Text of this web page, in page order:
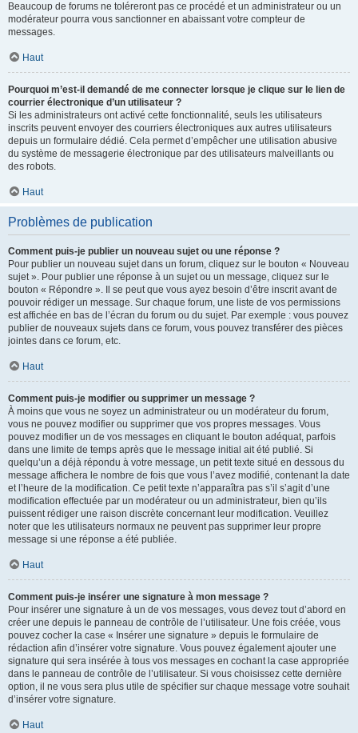
Beaucoup de forums ne toléreront pas ce procédé et un administrateur ou un
modérateur pourra vous sanctionner en abaissant votre compteur de
messages.
Haut
Pourquoi m’est-il demandé de me connecter lorsque je clique sur le lien de
courrier électronique d’un utilisateur ?
Si les administrateurs ont activé cette fonctionnalité, seuls les utilisateurs
inscrits peuvent envoyer des courriers électroniques aux autres utilisateurs
depuis un formulaire dédié. Cela permet d’empêcher une utilisation abusive
du système de messagerie électronique par des utilisateurs malveillants ou
des robots.
Haut
Problèmes de publication
Comment puis-je publier un nouveau sujet ou une réponse ?
Pour publier un nouveau sujet dans un forum, cliquez sur le bouton « Nouveau
sujet ». Pour publier une réponse à un sujet ou un message, cliquez sur le
bouton « Répondre ». Il se peut que vous ayez besoin d’être inscrit avant de
pouvoir rédiger un message. Sur chaque forum, une liste de vos permissions
est affichée en bas de l’écran du forum ou du sujet. Par exemple : vous pouvez
publier de nouveaux sujets dans ce forum, vous pouvez transférer des pièces
jointes dans ce forum, etc.
Haut
Comment puis-je modifier ou supprimer un message ?
À moins que vous ne soyez un administrateur ou un modérateur du forum,
vous ne pouvez modifier ou supprimer que vos propres messages. Vous
pouvez modifier un de vos messages en cliquant le bouton adéquat, parfois
dans une limite de temps après que le message initial ait été publié. Si
quelqu’un a déjà répondu à votre message, un petit texte situé en dessous du
message affichera le nombre de fois que vous l’avez modifié, contenant la date
et l’heure de la modification. Ce petit texte n’apparaîtra pas s’il s’agit d’une
modification effectuée par un modérateur ou un administrateur, bien qu’ils
puissent rédiger une raison discrète concernant leur modification. Veuillez
noter que les utilisateurs normaux ne peuvent pas supprimer leur propre
message si une réponse a été publiée.
Haut
Comment puis-je insérer une signature à mon message ?
Pour insérer une signature à un de vos messages, vous devez tout d’abord en
créer une depuis le panneau de contrôle de l’utilisateur. Une fois créée, vous
pouvez cocher la case « Insérer une signature » depuis le formulaire de
rédaction afin d’insérer votre signature. Vous pouvez également ajouter une
signature qui sera insérée à tous vos messages en cochant la case appropriée
dans le panneau de contrôle de l’utilisateur. Si vous choisissez cette dernière
option, il ne vous sera plus utile de spécifier sur chaque message votre souhait
d’insérer votre signature.
Haut